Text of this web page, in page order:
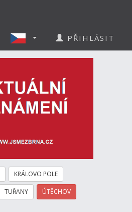
PŘIHLÁSIT
KRÁLOVO POLE
TUŘANY ÚTĚCHOV